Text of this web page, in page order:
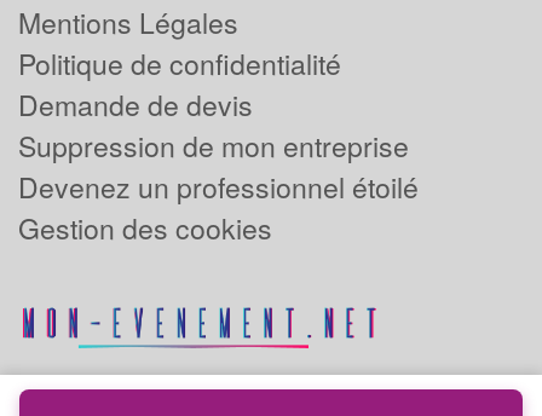
Mentions Légales
Politique de confidentialité
Demande de devis
Suppression de mon entreprise
Devenez un professionnel étoilé
Gestion des cookies